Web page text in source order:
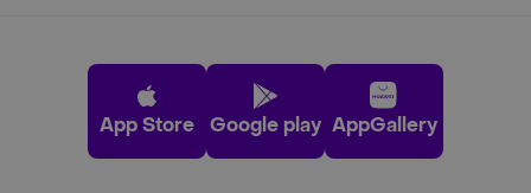
App Store Google play AppGallery